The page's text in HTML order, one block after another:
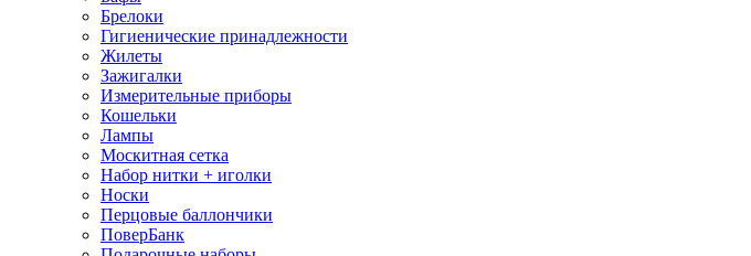
Брелоки
Гигиенические принадлежности
Жилеты
Зажигалки
Измерительные приборы
Кошельки
Лампы
Москитная сетка
Набор нитки + иголки
Носки
Перцовые баллончики
ПоверБанк